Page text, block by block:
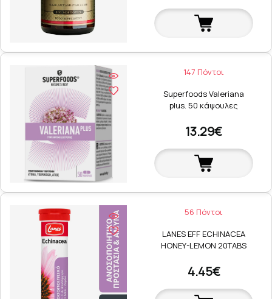
147 Πόντοι
Superfoods Valeriana
plus. 50 κάψουλες
13.29€
56 Πόντοι
LANES EFF ECHINACEA
HONEY-LEMON 20TABS
4.45€